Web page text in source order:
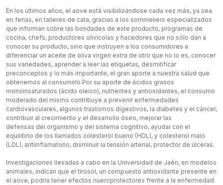
En los últimos años, el aove está visibilizándose cada vez más, ya sea
en ferias, en talleres de cata, gracias a los sommeliers especializados
que informan sobre las bondades de este producto, programas de
cocina, chefs, productores olivícolas y hacedores que no sólo dan a
conocer su producto, sino que instruyen a los consumidores a
diferenciar un aceite de oliva virgen extra de otro que no lo es, conocer
sus variedades, aprender a leer las etiquetas, desmitificar
preconceptos y lo más importante, el gran aporte a nuestra salud que
obtenemos al consumirlo.Por su aporte de ácidos grasos
monoinsaturados (ácido oleico), nutrientes y antioxidantes, el consumo
moderado del mismo contribuye a prevenir enfermedades
cardiovasculares, algunos trastornos digestivos, la diabetes y el cáncer,
contribuir al crecimiento y el desarrollo óseo, mejorar las
defensas del organismo y del sistema cognitivo, ayudar con el
equilibrio de los llamados colesterol bueno (HDL), y colesterol malo
(LDL), antiinflamatorio, disminuir la tensión arterial, protector de úlceras.
Investigaciones llevadas a cabo en la Universidad de Jaén, en modelos
animales, indican que el tirosol, un compuesto antioxidante presente en
el aove, podría tener efectos nueroprotectores frente a la enfermedad